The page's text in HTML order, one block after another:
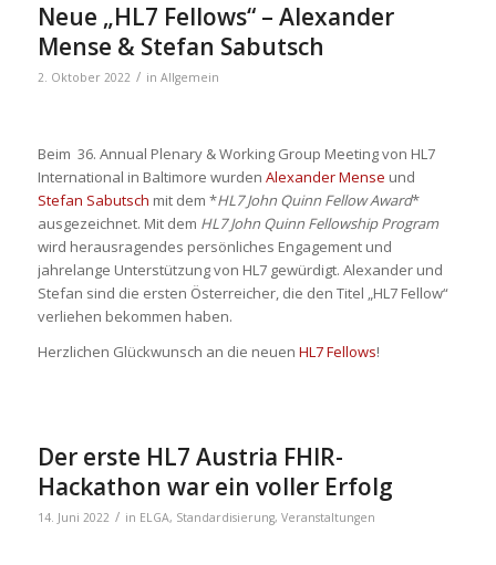
Neue „HL7 Fellows“ – Alexander
Mense & Stefan Sabutsch
2. Oktober 2022 / in Allgemein
Beim 36. Annual Plenary & Working Group Meeting von HL7
International in Baltimore wurden Alexander Mense und
Stefan Sabutsch mit dem *HL7 John Quinn Fellow Award*
ausgezeichnet. Mit dem HL7 John Quinn Fellowship Program
wird herausragendes persönliches Engagement und
jahrelange Unterstützung von HL7 gewürdigt. Alexander und
Stefan sind die ersten Österreicher, die den Titel „HL7 Fellow“
verliehen bekommen haben.
Herzlichen Glückwunsch an die neuen HL7 Fellows!
Der erste HL7 Austria FHIR-
Hackathon war ein voller Erfolg
14. Juni 2022 / in ELGA, Standardisierung, Veranstaltungen